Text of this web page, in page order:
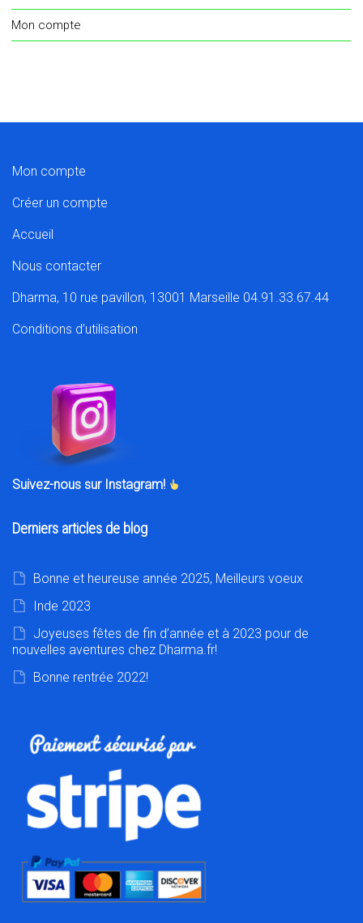
Mon compte
Mon compte
Créer un compte
Accueil
Nous contacter
Dharma, 10 rue pavillon, 13001 Marseille 04.91.33.67.44
Conditions d’utilisation
Suivez-nous sur Instagram!
Derniers articles de blog
Bonne et heureuse année 2025, Meilleurs voeux
Inde 2023
Joyeuses fêtes de fin d’année et à 2023 pour de
nouvelles aventures chez Dharma.fr!
Bonne rentrée 2022!